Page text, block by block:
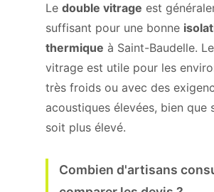
Le double vitrage est
suffisant pour une bonne
thermique à Saint-Baudelle.
vitrage est utile pour les
très froids ou avec des
acoustiques élevées, bien que
soit plus élevé.
Combien d'artisans